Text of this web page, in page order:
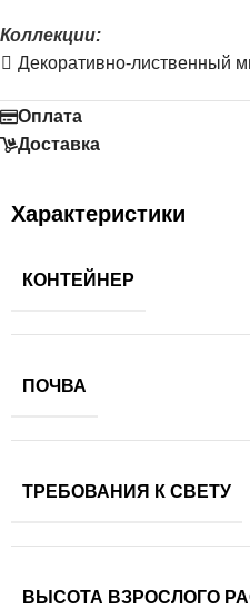
Коллекции:
Декоративно-лиственный
Оплата
Доставка
Характеристики
КОНТЕЙНЕР
ПОЧВА
ТРЕБОВАНИЯ К СВЕТУ
ВЫСОТА ВЗРОСЛОГО